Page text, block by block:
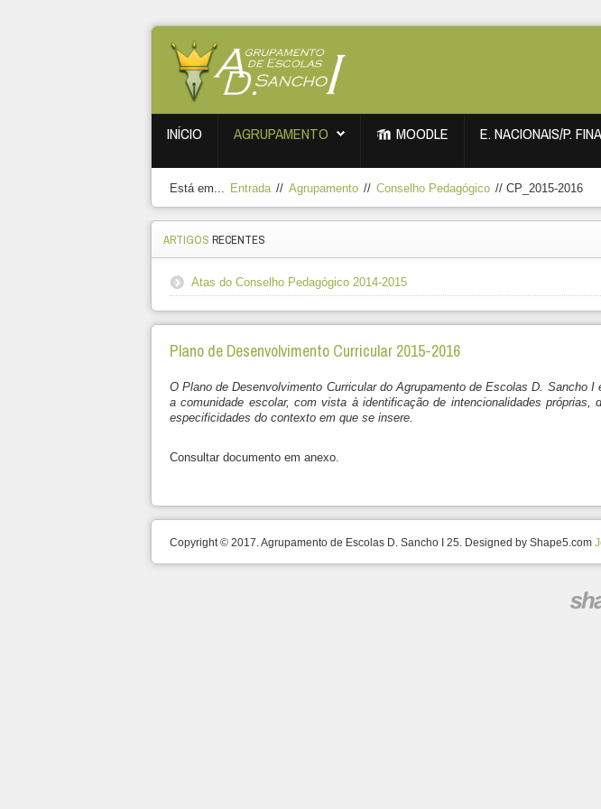
INÍCIO AGRUPAMENTO MOODLE E. NACIONAIS/P.
Está em... Entrada // Agrupamento // Conselho Pedagógico // CP_2015-2016
ARTIGOS RECENTES
Atas do Conselho Pedagógico 2014-2015
Plano de Desenvolvimento Curricular 2015-2016
O Plano de Desenvolvimento Curricular do Agrupamento de Escolas D. Sancho
a comunidade escolar, com vista à identificação de intencionalidades próprias,
especificidades do contexto em que se insere.
Consultar documento em anexo.
Copyright © 2017. Agrupamento de Escolas D. Sancho I 25. Designed by Shape5.com